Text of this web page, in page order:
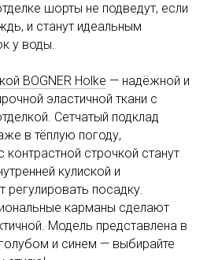
шорты не подведут, если
и станут идеальным
у воды.
BOGNER Holke — надёжной и
эластичной ткани с
Сетчатый подклад
в тёплую погоду,
строчкой станут
кулиской и
регулировать посадку.
карманы сделают
Модель представлена в
и синем — выбирайте